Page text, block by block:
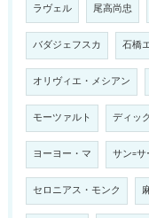
ラヴェル 尾高尚忠
バダジェフスカ 石橋
オリヴィエ・メシアン
モーツァルト ディッ
ヨーヨー・マ サン=
セロニアス・モンク